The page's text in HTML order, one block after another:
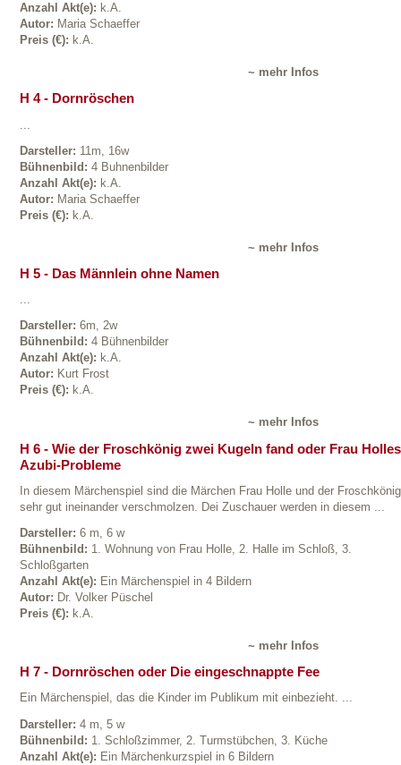
Anzahl Akt(e): k.A.
Autor: Maria Schaeffer
Preis (€): k.A.
~ mehr Infos
H 4 - Dornröschen
Darsteller: 11m, 16w
Bühnenbild: 4 Buhnenbilder
Anzahl Akt(e): k.A.
Autor: Maria Schaeffer
Preis (€): k.A.
~ mehr Infos
H 5 - Das Männlein ohne Namen
...
Darsteller: 6m, 2w
Bühnenbild: 4 Bühnenbilder
Anzahl Akt(e): k.A.
Autor: Kurt Frost
Preis (€): k.A.
~ mehr Infos
H 6 - Wie der Froschkönig zwei Kugeln fand oder Frau Holles
Azubi-Probleme
In diesem Märchenspiel sind die Märchen Frau Holle und der Froschkönig
sehr gut ineinander verschmolzen. Dei Zuschauer werden in diesem ...
Darsteller: 6 m, 6 w
Bühnenbild: 1. Wohnung von Frau Holle, 2. Halle im Schloß, 3.
Schloßgarten
Anzahl Akt(e): Ein Märchenspiel in 4 Bildern
Autor: Dr. Volker Püschel
Preis (€): k.A.
~ mehr Infos
H 7 - Dornröschen oder Die eingeschnappte Fee
Ein Märchenspiel, das die Kinder im Publikum mit einbezieht. ...
Darsteller: 4 m, 5 w
Bühnenbild: 1. Schloßzimmer, 2. Turmstübchen, 3. Küche
Anzahl Akt(e): Ein Märchenkurzspiel in 6 Bildern